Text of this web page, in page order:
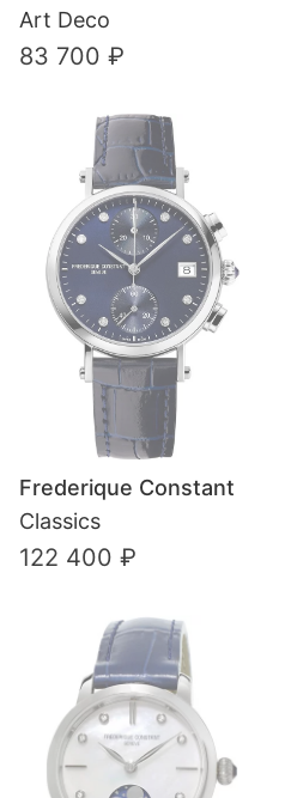
Art Deco
83 700 ₽
Frederique Constant
Classics
122 400 ₽